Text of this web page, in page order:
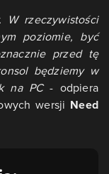
W rzeczywistości
poziomie, być
przed tę
będziemy w
na PC- odpiera
wersji Need